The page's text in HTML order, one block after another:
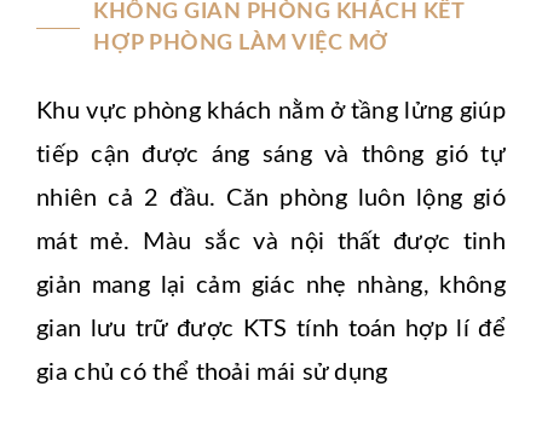
KHÔNG GIAN PHÒNG KHÁCH KẾT
HỢP PHÒNG LÀM VIỆC MỞ
Khu vực phòng khách nằm ở tầng lửng giúp
tiếp cận được áng sáng và thông gió tự
nhiên cả 2 đầu. Căn phòng luôn lộng gió
mát mẻ. Màu sắc và nội thất được tinh
giản mang lại cảm giác nhẹ nhàng, không
gian lưu trữ được KTS tính toán hợp lí để
gia chủ có thể thoải mái sử dụng